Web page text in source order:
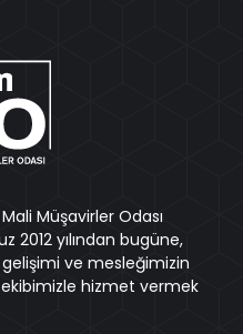
Müşavirler Odası
2012 yılından bugüne,
ve mesleğimizin
hizmet vermek